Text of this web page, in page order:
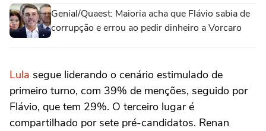
Genial/Quaest: Maioria acha que Flávio sabia de
corrupção e errou ao pedir dinheiro a Vorcaro
Lula segue liderando o cenário estimulado de
primeiro turno, com 39% de menções, seguido por
Flávio, que tem 29%. O terceiro lugar é
compartilhado por sete pré-candidatos. Renan